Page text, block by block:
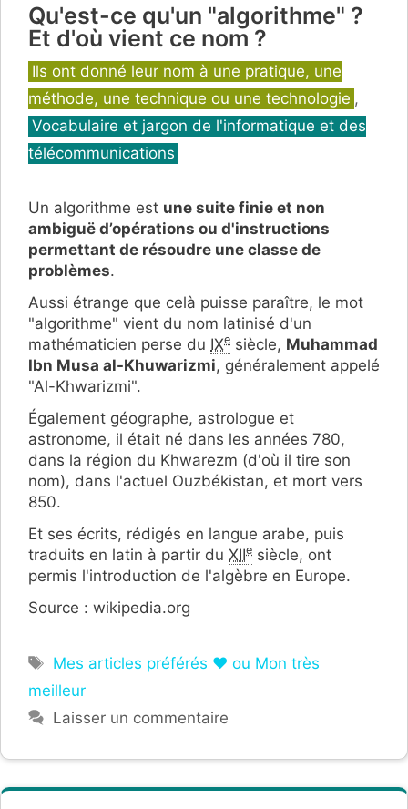
Qu'est-ce qu'un "algorithme" ?
Et d'où vient ce nom ?
Catégories
Ils ont donné leur nom à une pratique, une
méthode, une technique ou une technologie ,
Vocabulaire et jargon de l'informatique et des
télécommunications
Un algorithme est une suite finie et non
ambiguë d’opérations ou d'instructions
permettant de résoudre une classe de
problèmes.
Aussi étrange que celà puisse paraître, le mot
"algorithme" vient du nom latinisé d'un
mathématicien perse du IXe siècle, Muhammad
Ibn Musa al-Khuwarizmi, généralement appelé
"Al-Khwarizmi".
Également géographe, astrologue et
astronome, il était né dans les années 780,
dans la région du Khwarezm (d'où il tire son
nom), dans l'actuel Ouzbékistan, et mort vers
850.
Et ses écrits, rédigés en langue arabe, puis
traduits en latin à partir du XIIe siècle, ont
permis l'introduction de l'algèbre en Europe.
Source : wikipedia.org
Étiquettes
Mes articles préférés ❤ ou Mon très
meilleur
Laisser un commentaire